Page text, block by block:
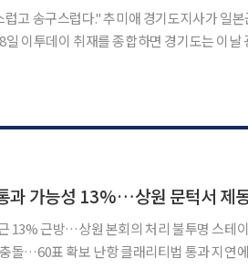
럽고 송구스럽다." 추미애 경기도지사가 일
과 가능성 13%…상원 문턱서 제
13% 근방…상원 본회의 처리 불투명 스테
돌…60표 확보 난항 클래리티법 통과 지연